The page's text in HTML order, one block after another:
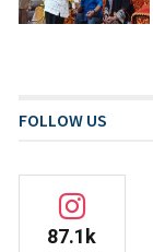
FOLLOW US
87.1k